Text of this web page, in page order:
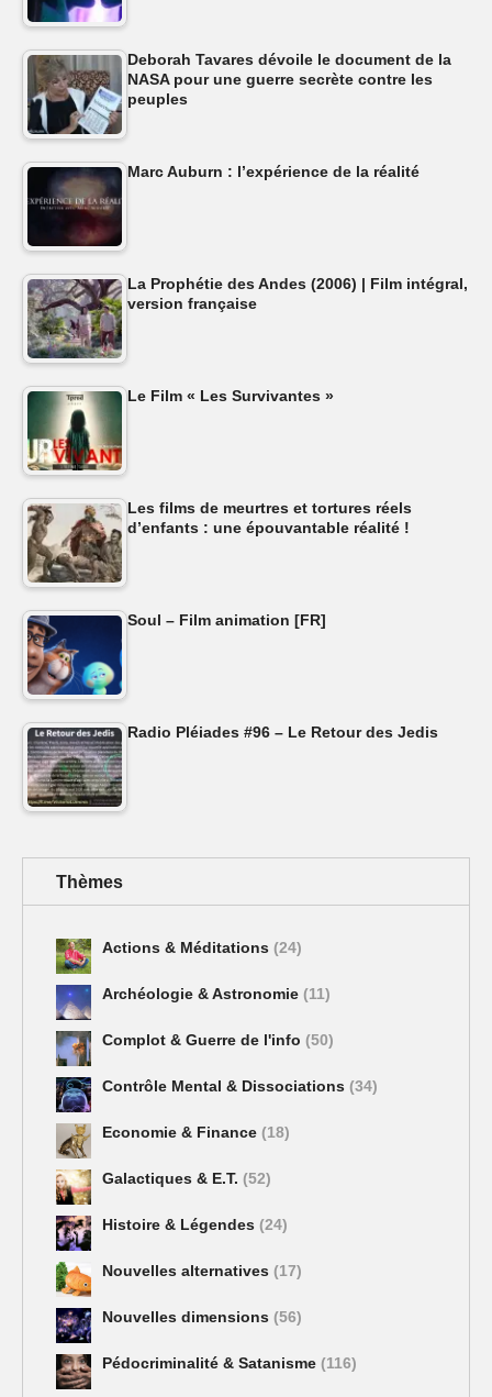
Deborah Tavares dévoile le document de la
NASA pour une guerre secrète contre les
peuples
Marc Auburn : l’expérience de la réalité
La Prophétie des Andes (2006) | Film intégral,
version française
Le Film « Les Survivantes »
Les films de meurtres et tortures réels
d’enfants : une épouvantable réalité !
Soul – Film animation [FR]
Radio Pléiades #96 – Le Retour des Jedis
Thèmes
Actions & Méditations (24)
Archéologie & Astronomie (11)
Complot & Guerre de l'info (50)
Contrôle Mental & Dissociations (34)
Economie & Finance (18)
Galactiques & E.T. (52)
Histoire & Légendes (24)
Nouvelles alternatives (17)
Nouvelles dimensions (56)
Pédocriminalité & Satanisme (116)